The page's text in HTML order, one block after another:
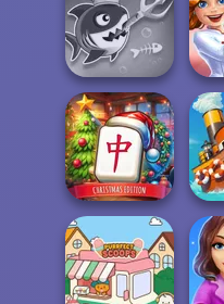
Fish Stab Getting
Big
Mahjong at
Home -
Christmas Ed...